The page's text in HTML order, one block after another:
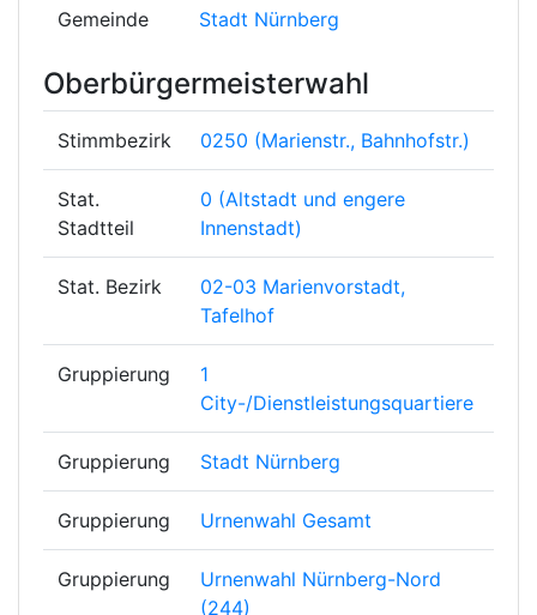
Gemeinde Stadt Nürnberg
Oberbürgermeisterwahl
Stimmbezirk 0250 (Marienstr., Bahnhofstr.)
Stat.
Stadtteil
0 (Altstadt und engere
Innenstadt)
Stat. Bezirk
02-03 Marienvorstadt,
Tafelhof
Gruppierung
1
City-/Dienstleistungsquartiere
Gruppierung Stadt Nürnberg
Gruppierung Urnenwahl Gesamt
Gruppierung
Urnenwahl Nürnberg-Nord
(244)